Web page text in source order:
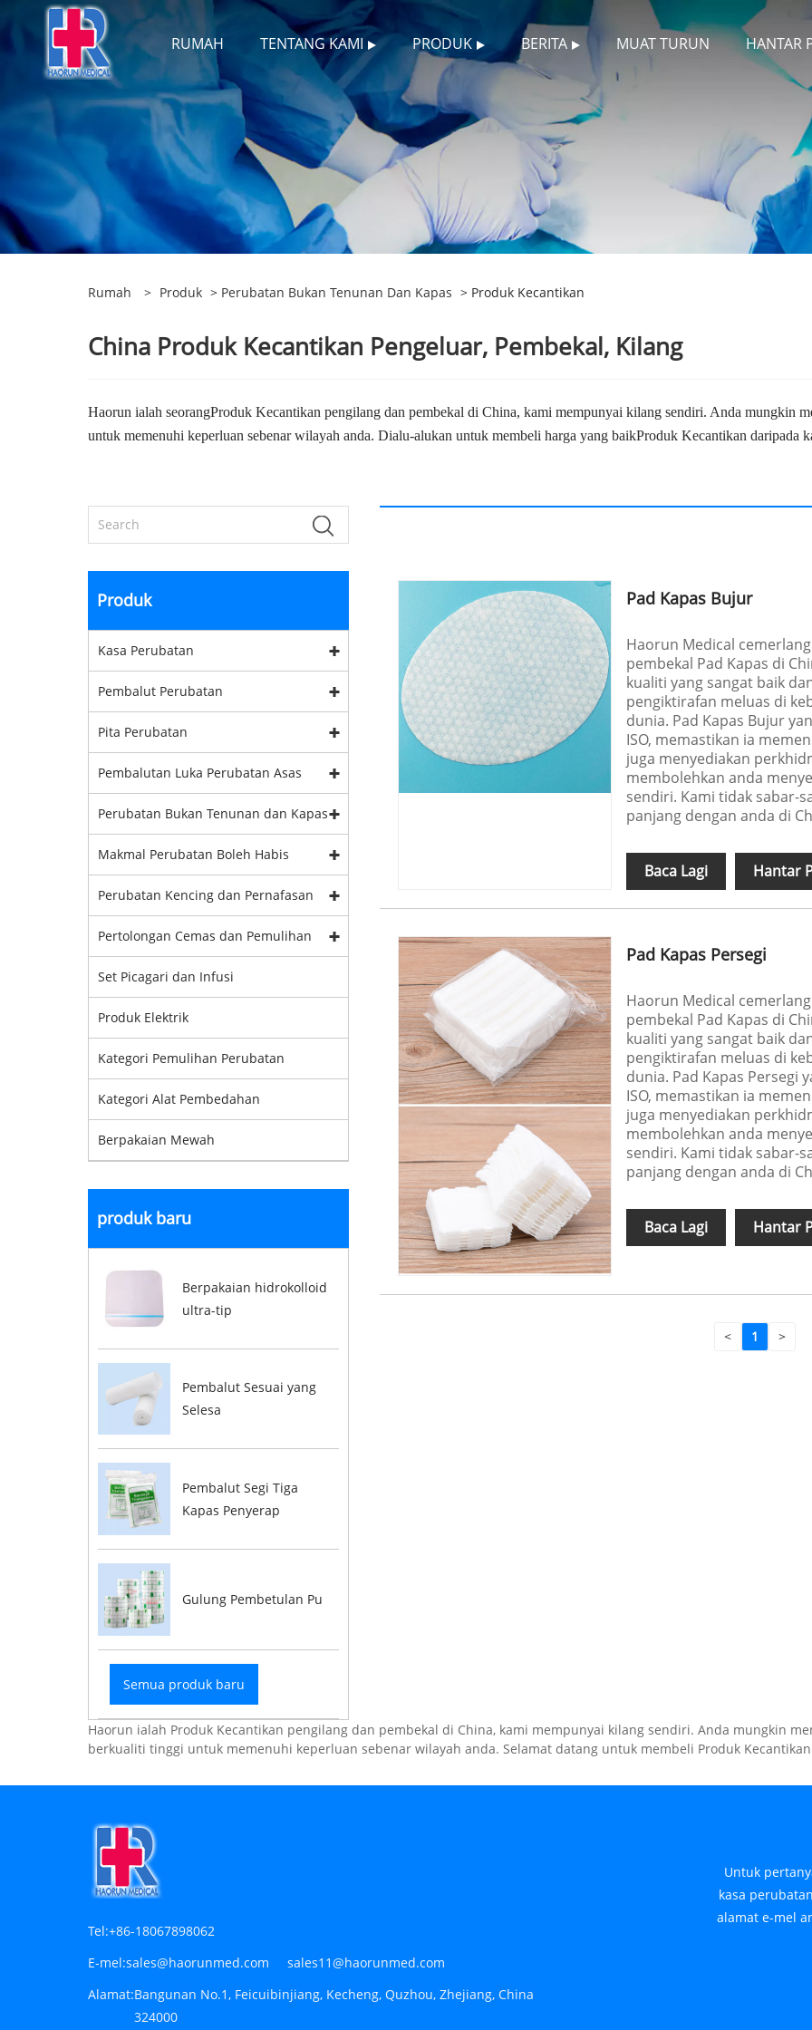
RUMAH TENTANG KAMI PRODUK BERITA MUAT TURUN HANTAR
Rumah > Produk > Perubatan Bukan Tenunan Dan Kapas > Produk Kecantikan
China Produk Kecantikan Pengeluar, Pembekal, Kilang
Haorun ialah seorangProduk Kecantikan pengilang dan pembekal di China, kami mempunyai kilang sendiri. Anda mungkin
untuk memenuhi keperluan sebenar wilayah anda. Dialu-alukan untuk membeli harga yang baikProduk Kecantikan daripada
Produk
Kasa Perubatan
Pembalut Perubatan
Pita Perubatan
Pembalutan Luka Perubatan Asas
Perubatan Bukan Tenunan dan Kapas
Makmal Perubatan Boleh Habis
Perubatan Kencing dan Pernafasan
Pertolongan Cemas dan Pemulihan
Set Picagari dan Infusi
Produk Elektrik
Kategori Pemulihan Perubatan
Kategori Alat Pembedahan
Berpakaian Mewah
produk baru
Berpakaian hidrokolloid
ultra-tip
Pembalut Sesuai yang
Selesa
Pembalut Segi Tiga
Kapas Penyerap
Gulung Pembetulan Pu
Semua produk baru
Pad Kapas Bujur
Haorun Medical
pembekal Pad Kapas di
kualiti yang sangat baik
pengiktirafan meluas di
dunia. Pad Kapas Bujur
ISO, memastikan ia
juga menyediakan
membolehkan anda
sendiri. Kami tidak sabar-
panjang dengan anda di
Baca Lagi Hantar
Pad Kapas Persegi
Haorun Medical
pembekal Pad Kapas di
kualiti yang sangat baik
pengiktirafan meluas di
dunia. Pad Kapas Persegi
ISO, memastikan ia
juga menyediakan
membolehkan anda
sendiri. Kami tidak sabar-
panjang dengan anda di
Baca Lagi Hantar
< 1 >
Haorun ialah Produk Kecantikan pengilang dan pembekal di China, kami mempunyai kilang sendiri. Anda mungkin
berkualiti tinggi untuk memenuhi keperluan sebenar wilayah anda. Selamat datang untuk membeli Produk
Tel:+86-18067898062
E-mel:sales@haorunmed.com sales11@haorunmed.com
Alamat:Bangunan No.1, Feicuibinjiang, Kecheng, Quzhou, Zhejiang, China
324000
Untuk
kasa
alamat e-mel